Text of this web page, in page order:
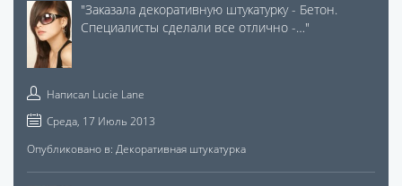
"Заказала декоративную штукатурку - Бетон.
Специалисты сделали все отлично -…"
Написал Lucie Lane
Среда, 17 Июль 2013
Опубликовано в: Декоративная штукатурка